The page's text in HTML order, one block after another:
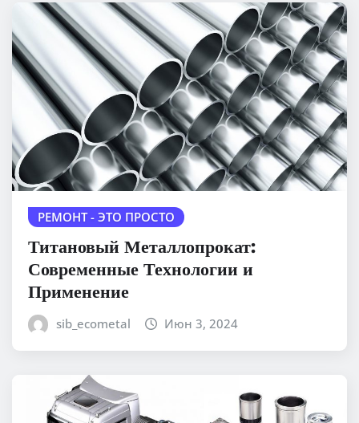
РЕМОНТ - ЭТО ПРОСТО
Титановый Металлопрокат:
Современные Технологии и
Применение
sib_ecometal Июн 3, 2024